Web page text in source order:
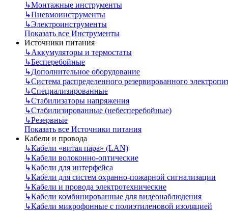
↳Монтажные инструменты
↳Пневмоинструменты
↳Электроинструменты
Показать все Инструменты
Источники питания
↳Аккумуляторы и термостаты
↳Бесперебойные
↳Дополнительное оборудование
↳Система распределенного резервированного
↳Специализированные
↳Стабилизаторы напряжения
↳Стабилизированные (небесперебойные)
↳Резервные
Показать все Источники питания
Кабели и провода
↳Кабели «витая пара» (LAN)
↳Кабели волоконно-оптические
↳Кабели для интерфейса
↳Кабели для систем охранно-пожарной сигнализации
↳Кабели и провода электротехнические
↳Кабели комбинированные для видеонаблюдения
↳Кабели микрофонные с полиэтиленовой изоляцией